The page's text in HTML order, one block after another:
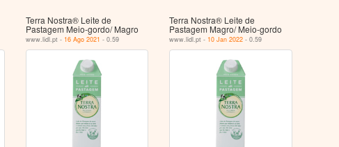
Terra Nostra® Leite de
Pastagem Meio-gordo/ Magro
www.lidl.pt - 16 Ago 2021 - 0.59
Terra Nostra® Leite de
Pastagem Magro/ Meio-gordo
www.lidl.pt - 10 Jan 2022 - 0.59